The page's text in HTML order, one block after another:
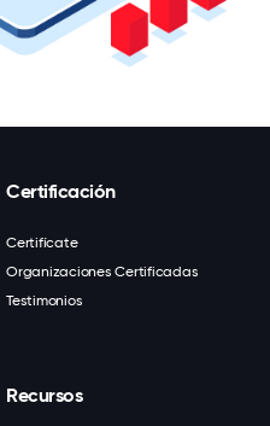
Certificación
Certifícate
Organizaciones Certificadas
Testimonios
Recursos